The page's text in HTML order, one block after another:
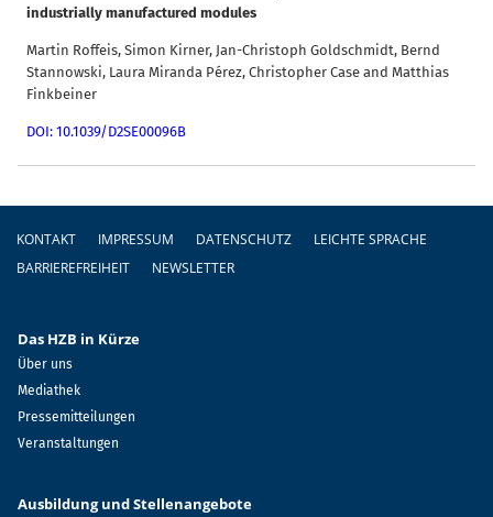
industrially manufactured modules
Martin Roffeis, Simon Kirner, Jan-Christoph Goldschmidt, Bernd
Stannowski, Laura Miranda Pérez, Christopher Case and Matthias
Finkbeiner
DOI: 10.1039/D2SE00096B
Fußzeile
KONTAKT IMPRESSUM DATENSCHUTZ
LEICHTE SPRACHE
BARRIEREFREIHEIT
NEWSLETTER
Das HZB in Kürze
Über uns
Mediathek
Pressemitteilungen
Veranstaltungen
Ausbildung und Stellenangebote